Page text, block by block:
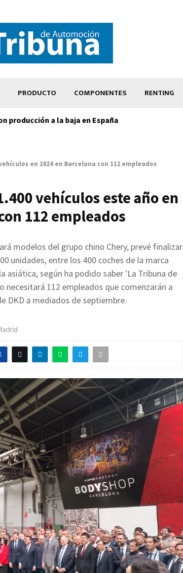
PRODUCTO COMPONENTES RENTING
producción a la baja en España
en 2024 en Barcelona con 112 empleados
vehículos este año en
112 empleados
modelos del grupo chino Chery, prevé finalizar
unidades, entre los 400 coches de la marca
asiática, según ha podido saber 'La Tribuna de
112 empleados que comenzarán a
DKD a mediados de septiembre.